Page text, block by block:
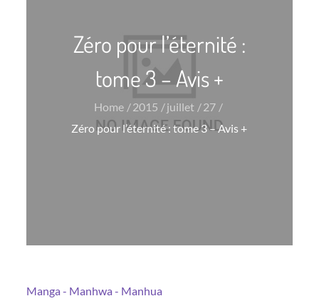
Zéro pour l’éternité :
tome 3 – Avis +
Home 2015 juillet
27
Zéro pour l’éternité : tome 3 – Avis +
Manga - Manhwa - Manhua